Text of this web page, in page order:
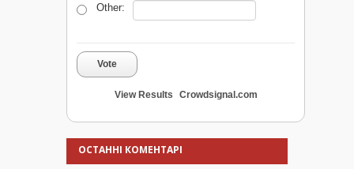
Other:
Vote
View Results Crowdsignal.com
ОСТАННІ КОМЕНТАРІ